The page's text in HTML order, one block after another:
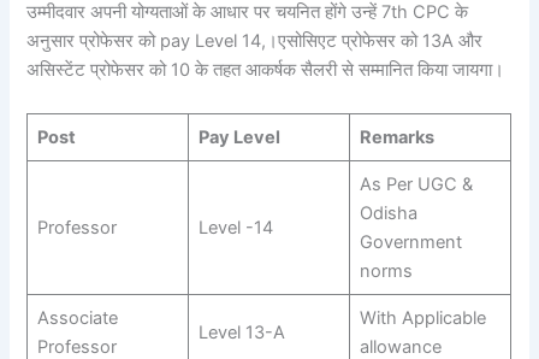
उम्मीदवार अपनी योग्यताओं के आधार पर चयनित होंगे उन्हें 7th CPC के
अनुसार प्रोफेसर को pay Level 14,।एसोसिएट प्रोफेसर को 13A और
असिस्टेंट प्रोफेसर को 10 के तहत आकर्षक सैलरी से सम्मानित किया जायगा।
Post Pay Level Remarks
Professor Level -14
As Per UGC &
Odisha
Government
norms
Associate
Professor
Level 13-A
With Applicable
allowance